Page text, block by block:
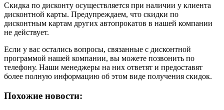
Скидка по дисконту осуществляется при наличии у клиента
дисконтной карты. Предупреждаем, что скидки по
дисконтным картам других автопрокатов в нашей компании
не действует.
Если у вас остались вопросы, связанные с дисконтной
программой нашей компании, вы можете позвонить по
телефону. Наши менеджеры на них ответят и предоставят
более полную информацию об этом виде получения скидок.
Похожие новости: